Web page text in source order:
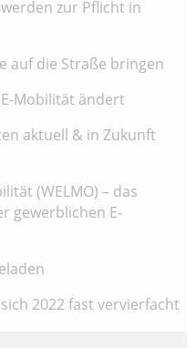
zur Pflicht in
auf die Straße bringen
Mobilität ändert
aktuell & in Zukunft
(WELMO) – das
gewerblichen E-
2022 fast vervierfacht